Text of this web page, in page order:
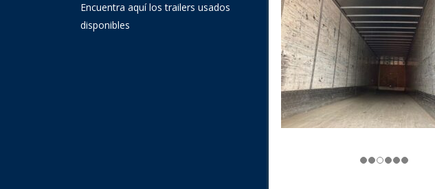
Encuentra aquí los trailers usados
disponibles